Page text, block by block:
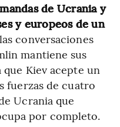
de Ucrania y
y europeos de un
conversaciones
mantiene sus
Kiev acepte un
fuerzas de cuatro
Ucrania que
por completo.